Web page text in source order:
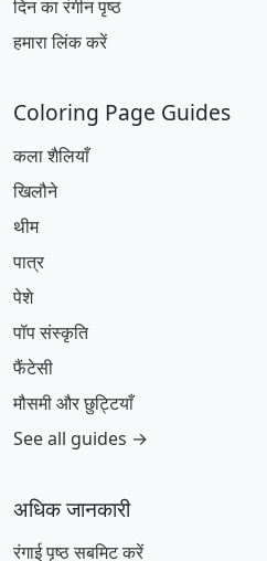
दिन का रंगीन पृष्ठ
हमारा लिंक करें
Coloring Page Guides
कला शैलियाँ
खिलौने
थीम
पात्र
पेशे
पॉप संस्कृति
फैंटेसी
मौसमी और छुट्टियाँ
See all guides →
अधिक जानकारी
रंगाई पृष्ठ सबमिट करें